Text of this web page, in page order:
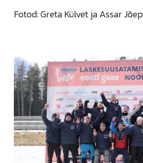
Fotod: Greta Külvet ja Assar